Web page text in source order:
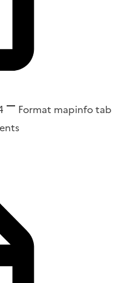
Format mapinfo tab